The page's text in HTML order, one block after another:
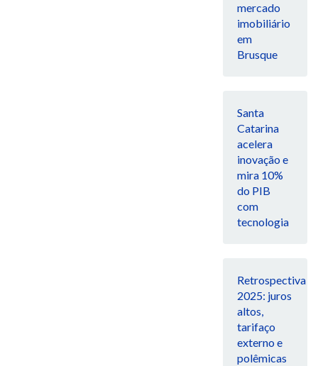
mercado
imobiliário
em
Brusque
Santa
Catarina
acelera
inovação e
mira 10%
do PIB
com
tecnologia
Retrospectiva
2025: juros
altos,
tarifaço
externo e
polêmicas